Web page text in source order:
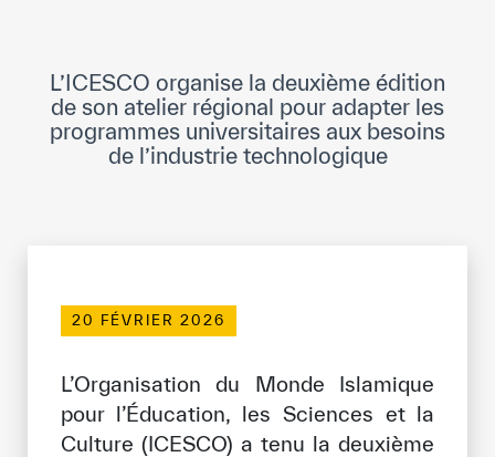
Normes Internationales de Qualité et
d’Excellence
Partenariats
Notre impact
Objectifs de développement durable
L’ICESCO organise la deuxième édition
de son atelier régional pour adapter les
programmes universitaires aux besoins
de l’industrie technologique
20 FÉVRIER 2026
L’Organisation du Monde Islamique
pour l’Éducation, les Sciences et la
Culture (ICESCO) a tenu la deuxième